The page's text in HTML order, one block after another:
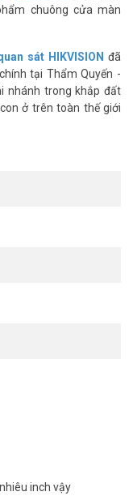
chuông cửa màn
sát HIKVISION đã
tại Thẩm Quyến -
nhánh trong khắp đất
ở trên toàn thế giới
inch vậy